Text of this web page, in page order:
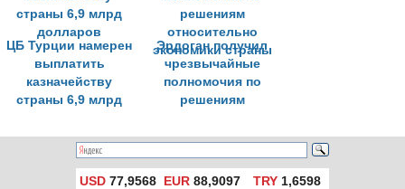
ЦБ Турции намерен
выплатить
казначейству
страны 6,9 млрд
Эрдоган получил
чрезвычайные
полномочия по
решениям
экономики страны
USD 77,9568 EUR 88,9097 TRY1,6598